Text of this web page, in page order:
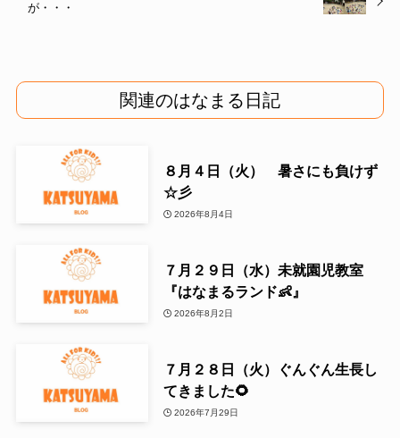
が・・・
関連のはなまる日記
８月４日（火） 暑さにも負けず
☆彡
2026年8月4日
７月２９日（水）未就園児教室
『はなまるランド👶』
2026年8月2日
７月２８日（火）ぐんぐん生長し
てきました🌻
2026年7月29日